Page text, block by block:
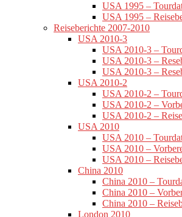
USA 1995 –
USA 1995 –
Reiseberichte 2007-2010
USA 2010-3
USA 2010-3 –
USA 2010-3 –
USA 2010-3 –
USA 2010-2
USA 2010-2 –
USA 2010-2 –
USA 2010-2 –
USA 2010
USA 2010 –
USA 2010 –
USA 2010 –
China 2010
China 2010 –
China 2010 –
China 2010 –
London 2010